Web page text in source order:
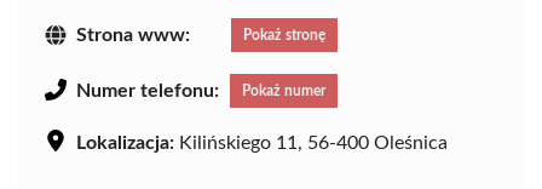
Strona www: Pokaż stronę
Numer telefonu: Pokaż numer
Lokalizacja: Kilińskiego 11, 56-400 Oleśnica